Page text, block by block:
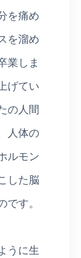
を痛め
を溜め
業しま
げてい
の人間
人体の
ルモン
した脳
す。
うに生